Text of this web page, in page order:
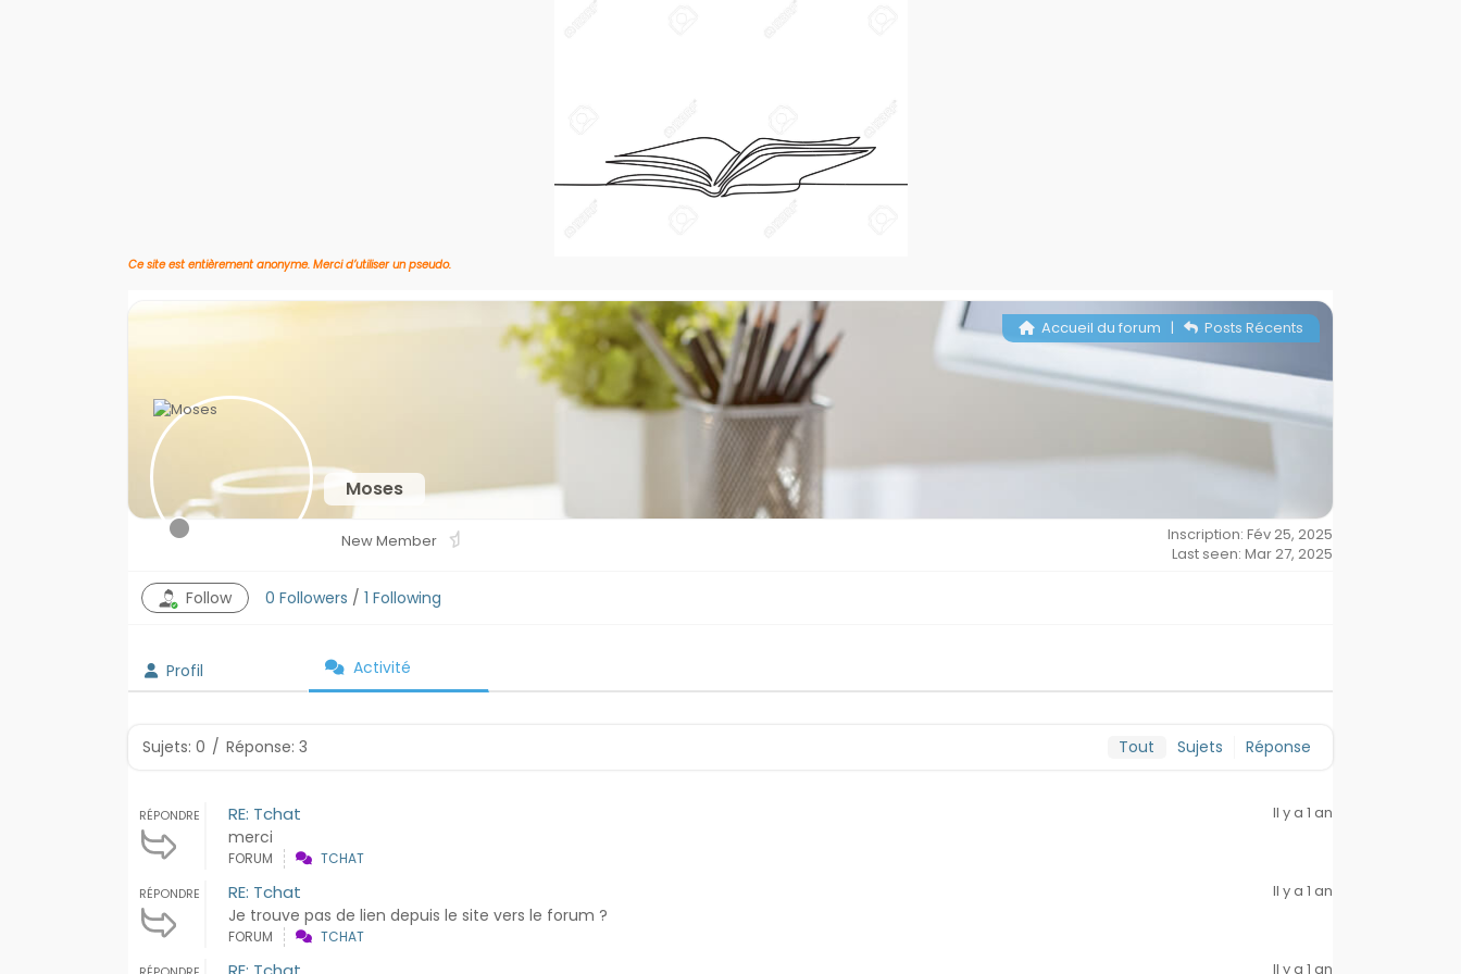
Ce site est entièrement anonyme. Merci d’utiliser un pseudo.
Moses
Accueil du forum | Posts Récents
New Member
Inscription: Fév 25, 2025
Last seen: Mar 27, 2025
Follow 0 Followers / 1 Following
Profil Activité
Sujets: 0 / Réponse: 3 Tout Sujets Réponse
RÉPONDRE RE: Tchat
merci
Il y a 1 an
FORUM TCHAT
RÉPONDRE RE: Tchat
Je trouve pas de lien depuis le site vers le forum ?
Il y a 1 an
FORUM TCHAT
Il y a 1 an